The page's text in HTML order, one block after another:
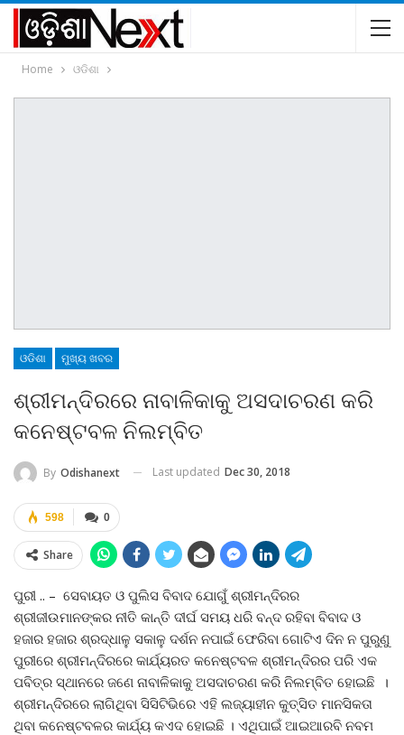
Home ଓଡିଶା
ଓଡିଶା ମୁଖ୍ୟ ଖବର
ଶ୍ରୀମନ୍ଦିରରେ ନାବାଳିକାକୁ ଅସଦାଚରଣ କରି
କନେଷ୍ଟବଳ ନିଲମ୍ବିତ
By Odishanext Last updated Dec 30, 2018
0
598
Share
ପୁରୀ .. – ସେବାୟତ ଓ ପୁଲିସ ବିବାଦ ଯୋଗୁଁ ଶ୍ରୀମନ୍ଦିରର
ଶ୍ରୀଜୀଉମାନଙ୍କର ନୀତି କାନ୍ତି ଦୀର୍ଘ ସମୟ ଧରି ବନ୍ଦ ରହିବା ବିବାଦ ଓ
ହଜାର ହଜାର ଶ୍ରଦ୍ଧାଳୁ ସକାଳୁ ଦର୍ଶନ ନପାଇଁ ଫେରିବା ଗୋଟିଏ ଦିନ ନ ପୁରୁଣୁ
ପୁରୀରେ ଶ୍ରୀମନ୍ଦିରରେ କାର୍ଯ୍ୟରତ କନେଷ୍ଟବଳ ଶ୍ରୀମନ୍ଦିରର ପରି ଏକ
ପବିତ୍ର ସ୍ଥାନରେ ଜଣେ ନାବାଳିକାକୁ ଅସଦାଚରଣ କରି ନିଲମ୍ବିତ ହୋଇଛି ।
ଶ୍ରୀମନ୍ଦିରରେ ଲାଗିଥିବା ସିସିଟିଭିରେ ଏହି ଲଜ୍ୟାହୀନ କୁତ୍ସିତ ମାନସିକତା
ଥିବା କନେଷ୍ଟବଳର କାର୍ଯ୍ୟ କଏଦ ହୋଇଛି । ଏଥିପାଇଁ ଆଇଆରବି ନବମ